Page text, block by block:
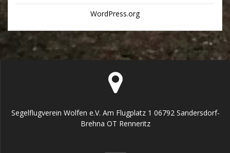
WordPress.org
Segelflugverein Wolfen e.V. Am Flugplatz 1 06792 Sandersdorf-
Brehna OT Renneritz